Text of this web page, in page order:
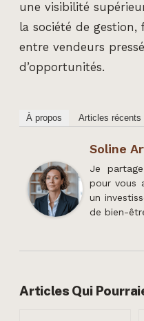
une visibilité
la société de
entre vendeurs
d’opportunités.
À propos Articles récents
Soline
Je
pour vous
un
de bien-
Articles Qui